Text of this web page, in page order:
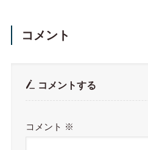
コメント
コメントする
コメント ※